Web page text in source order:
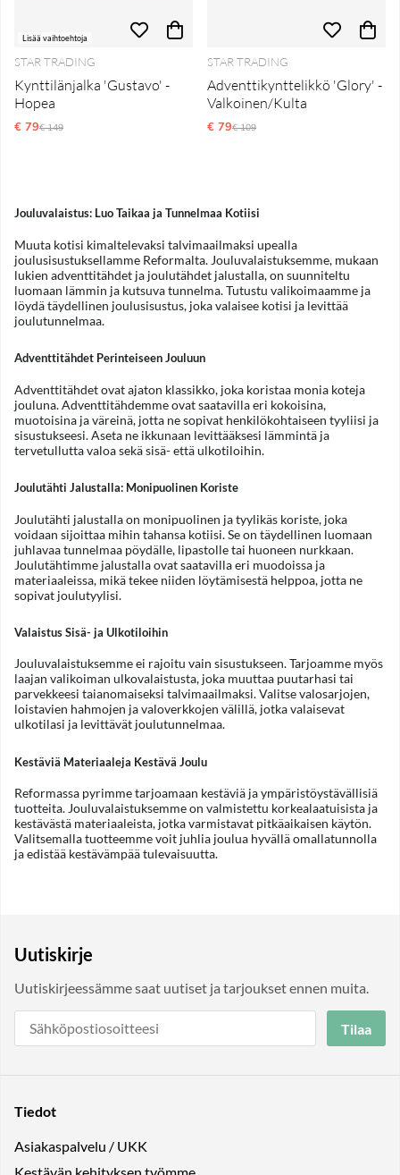
Lisää vaihtoehtoja
STAR TRADING
Kynttilänjalka 'Gustavo' -
Hopea
€ 79Normaali hinta
€ 149
STAR TRADING
Adventtikynttelikkö 'Glory' -
Valkoinen/Kulta
€ 79Normaali hinta
€ 109
Jouluvalaistus: Luo Taikaa ja Tunnelmaa Kotiisi
Muuta kotisi kimaltelevaksi talvimaailmaksi upealla
joulusisustuksellamme Reformalta. Jouluvalaistuksemme, mukaan
lukien adventtitähdet ja joulutähdet jalustalla, on suunniteltu
luomaan lämmin ja kutsuva tunnelma. Tutustu valikoimaamme ja
löydä täydellinen joulusisustus, joka valaisee kotisi ja levittää
joulutunnelmaa.
Adventtitähdet Perinteiseen Jouluun
Adventtitähdet ovat ajaton klassikko, joka koristaa monia koteja
jouluna. Adventtitähdemme ovat saatavilla eri kokoisina,
muotoisina ja väreinä, jotta ne sopivat henkilökohtaiseen tyyliisi ja
sisustukseesi. Aseta ne ikkunaan levittääksesi lämmintä ja
tervetullutta valoa sekä sisä- että ulkotiloihin.
Joulutähti Jalustalla: Monipuolinen Koriste
Joulutähti jalustalla on monipuolinen ja tyylikäs koriste, joka
voidaan sijoittaa mihin tahansa kotiisi. Se on täydellinen luomaan
juhlavaa tunnelmaa pöydälle, lipastolle tai huoneen nurkkaan.
Joulutähtimme jalustalla ovat saatavilla eri muodoissa ja
materiaaleissa, mikä tekee niiden löytämisestä helppoa, jotta ne
sopivat joulutyylisi.
Valaistus Sisä- ja Ulkotiloihin
Jouluvalaistuksemme ei rajoitu vain sisustukseen. Tarjoamme myös
laajan valikoiman ulkovalaistusta, joka muuttaa puutarhasi tai
parvekkeesi taianomaiseksi talvimaailmaksi. Valitse valosarjojen,
loistavien hahmojen ja valoverkkojen välillä, jotka valaisevat
ulkotilasi ja levittävät joulutunnelmaa.
Kestäviä Materiaaleja Kestävä Joulu
Reformassa pyrimme tarjoamaan kestäviä ja ympäristöystävällisiä
tuotteita. Jouluvalaistuksemme on valmistettu korkealaatuisista ja
kestävästä materiaaleista, jotka varmistavat pitkäaikaisen käytön.
Valitsemalla tuotteemme voit juhlia joulua hyvällä omallatunnolla
ja edistää kestävämpää tulevaisuutta.
Uutiskirje
Uutiskirjeessämme saat uutiset ja tarjoukset ennen muita.
Tilaa
Tiedot
Asiakaspalvelu / UKK